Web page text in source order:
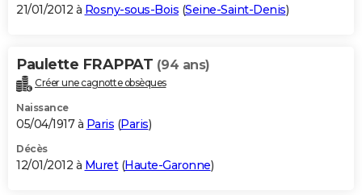
21/01/2012 à Rosny-sous-Bois (Seine-Saint-Denis)
Paulette FRAPPAT (94 ans)
Créer une cagnotte obsèques
Naissance
05/04/1917 à Paris (Paris)
Décès
12/01/2012 à Muret(Haute-Garonne)